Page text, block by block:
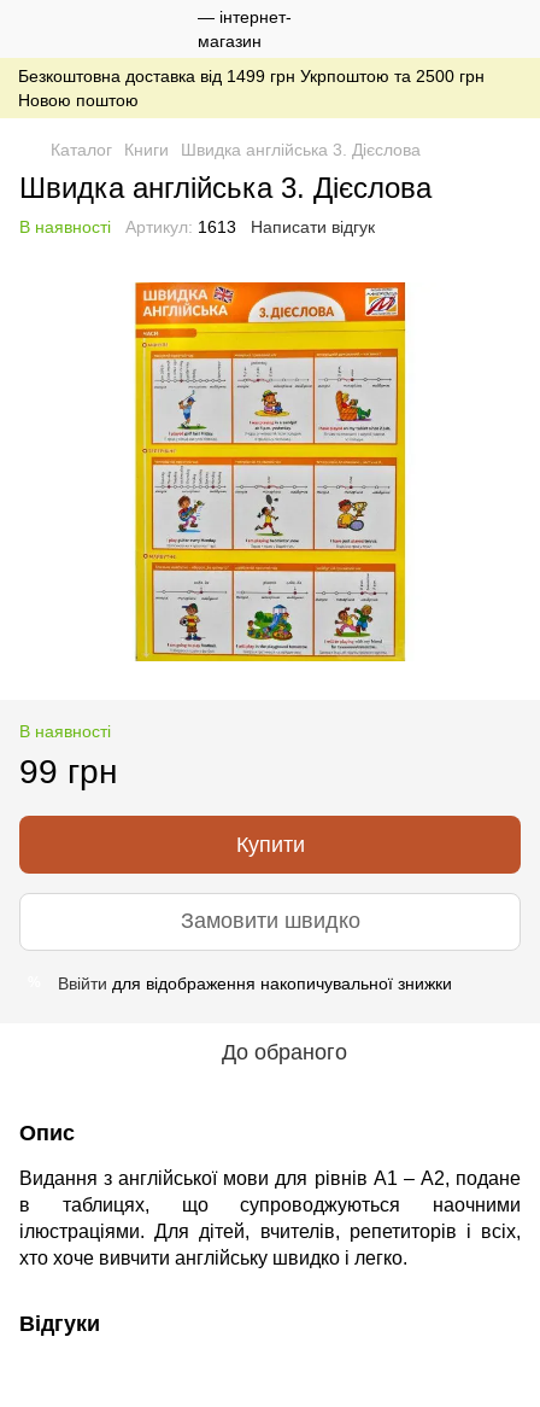
Безкоштовна доставка від 1499 грн Укрпоштою та 2500 грн
Новою поштою
Каталог Книги Швидка англійська 3. Дієслова
Швидка англійська 3. Дієслова
В наявності Артикул: 1613 Написати відгук
В наявності
99 грн
Купити
Замовити швидко
Ввійти для відображення накопичувальної знижки
До обраного
Опис
Видання з англійської мови для рівнів А1 – А2, подане
в таблицях, що супроводжуються наочними
ілюстраціями. Для дітей, вчителів, репетиторів і всіх,
хто хоче вивчити англійську швидко і легко.
Відгуки